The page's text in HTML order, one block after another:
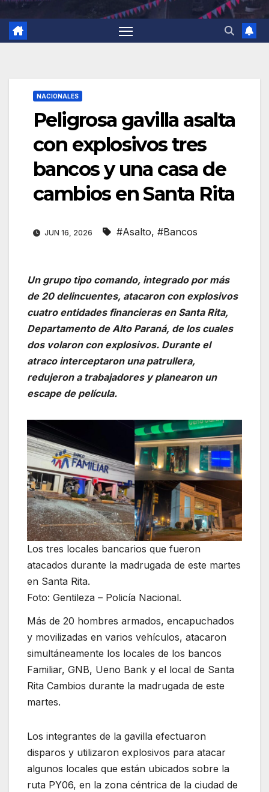
NACIONALES
Peligrosa gavilla asalta
con explosivos tres
bancos y una casa de
cambios en Santa Rita
JUN 16, 2026 #Asalto, #Bancos
Un grupo tipo comando, integrado por más
de 20 delincuentes, atacaron con explosivos
cuatro entidades financieras en Santa Rita,
Departamento de Alto Paraná, de los cuales
dos volaron con explosivos. Durante el
atraco interceptaron una patrullera,
redujeron a trabajadores y planearon un
escape de película.
Los tres locales bancarios que fueron
atacados durante la madrugada de este martes
en Santa Rita.
Foto: Gentileza – Policía Nacional.
Más de 20 hombres armados, encapuchados
y movilizadas en varios vehículos, atacaron
simultáneamente los locales de los bancos
Familiar, GNB, Ueno Bank y el local de Santa
Rita Cambios durante la madrugada de este
martes.
Los integrantes de la gavilla efectuaron
disparos y utilizaron explosivos para atacar
algunos locales que están ubicados sobre la
ruta PY06, en la zona céntrica de la ciudad de